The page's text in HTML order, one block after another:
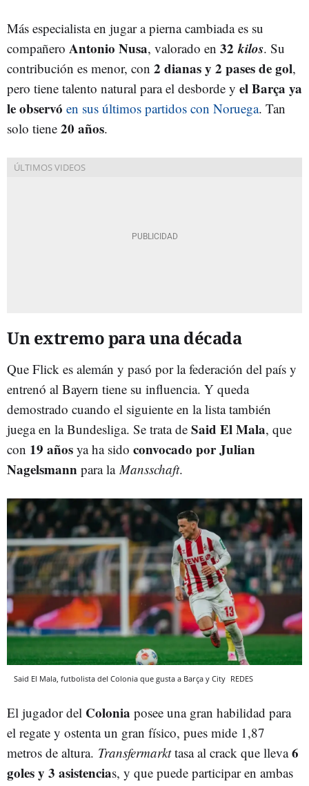
Más especialista en jugar a pierna cambiada es su
compañero Antonio Nusa, valorado en 32kilos. Su
contribución es menor, con 2 dianas y 2 pases de gol,
pero tiene talento natural para el desborde y el Barça ya
le observó en sus últimos partidos con Noruega. Tan
solo tiene 20 años.
Un extremo para una década
Que Flick es alemán y pasó por la federación del país y
entrenó al Bayern tiene su influencia. Y queda
demostrado cuando el siguiente en la lista también
juega en la Bundesliga. Se trata de Said El Mala, que
con 19 años ya ha sido convocado por Julian
Nagelsmann para la Mansschaft.
Said El Mala, futbolista del Colonia que gusta a Barça y City REDES
El jugador del Colonia posee una gran habilidad para
el regate y ostenta un gran físico, pues mide 1,87
metros de altura. Transfermarkttasa al crack que lleva6
goles y 3 asistencias, y que puede participar en ambas